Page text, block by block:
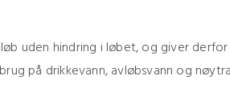
uden hindring i løbet, og giver
på drikkevann, avløbsvann og